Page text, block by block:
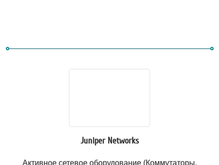
Juniper Networks
Активное сетевое оборудование (Коммутаторы,